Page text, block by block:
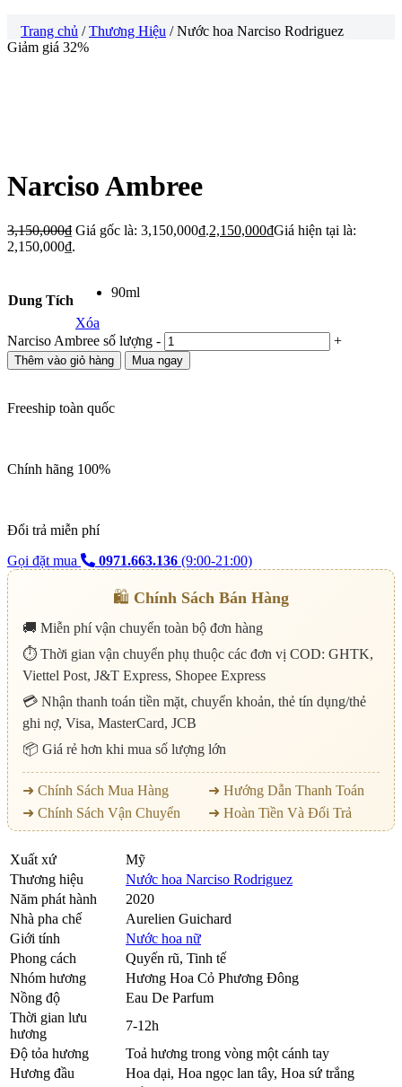
Trang chủ /Thương Hiệu / Nước hoa Narciso Rodriguez
Giảm giá 32%
Narciso Ambree
3,150,000₫ Giá gốc là: 3,150,000₫.2,150,000₫Giá hiện tại là:
2,150,000₫.
Dung Tích
90ml
Xóa
Narciso Ambree số lượng - +
Thêm vào giỏ hàng Mua ngay
Freeship toàn quốc
Chính hãng 100%
Đổi trả miễn phí
Gọi đặt mua
0971.663.136 (9:00-21:00)
🛍️ Chính Sách Bán Hàng
🚚 Miễn phí vận chuyển toàn bộ đơn hàng
⏱️ Thời gian vận chuyển phụ thuộc các đơn vị COD: GHTK,
Viettel Post, J&T Express, Shopee Express
💳 Nhận thanh toán tiền mặt, chuyển khoản, thẻ tín dụng/thẻ
ghi nợ, Visa, MasterCard, JCB
📦 Giá rẻ hơn khi mua số lượng lớn
➜ Chính Sách Mua Hàng
➜ Hướng Dẫn Thanh Toán
➜ Chính Sách Vận Chuyển
➜ Hoàn Tiền Và Đổi Trả
Xuất xứ
Mỹ
Thương hiệu
Nước hoa Narciso Rodriguez
Năm phát hành
2020
Nhà pha chế
Aurelien Guichard
Giới tính
Nước hoa nữ
Phong cách
Quyến rũ, Tinh tế
Nhóm hương
Hương Hoa Cỏ Phương Đông
Nồng độ
Eau De Parfum
Thời gian lưu
hương
7-12h
Độ tỏa hương
Toả hương trong vòng một cánh tay
Hương đầu
Hoa dại, Hoa ngọc lan tây, Hoa sứ trắng